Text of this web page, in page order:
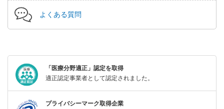
よくある質問
「医療分野適正」認定を取得
適正認定事業者として認定されました。
プライバシーマーク取得企業